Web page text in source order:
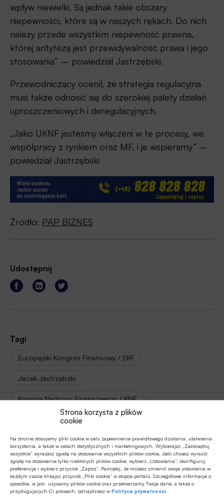
Strona korzysta z plików
cookie
Na stronie stosujemy pliki cookie w celu zapewnienie prawidłowego działania, ułatwienia
korzystania, a także w celach statystycznych i marketingowych. Wybierając „Zaakceptuj
wszystkie” wyrażasz zgodę na stosowanie wszystkich plików cookie. Jeśli chcesz wyrazić
zgodę na stosowanie tylko niektórych plików cookie, wybierz „Ustawienia”, skonfiguruj
preferencje i wybierz przycisk „Zapisz”. Pamiętaj, że możesz zmienić swoje ustawienia w
każdym czasie klikając przycisk „Pliki cookie” w stopce portalu. Szczegółowe informacje o
sposobie, w jaki używamy plików cookie oraz przetwarzamy Twoje dane, a także o
przysługujących Ci prawach, odnajdziesz wPolityce prywatności
wpływ niewielki. Są jednak takie obszary
niepewności, które są w naszych rękach. Do nich
należy przede wszystkim niepewność prawna,
której antytezą jest przewidywalność prawa i jego
stosowania” – powiedział Jastrzębski.
Przewodniczący ocenił, że strategia regulacyjna
musi także odnosić się do szerokiej palety działań
uproszczeniowych i deregulacyjnych.
„Jako UKNF jesteśmy włączeni w te procesy, we
współpracy z rynkiem oraz MF, i je wspieramy” –
powiedział Jastrzębski
Źródło: PAP BIZNES
Udostępnij
Tagi
Europejski Kongres Finansowy / EKF
Jacek Jastrzębski
Komisja Nadzoru Finansowego / KNF
Autor
RL
Źródło